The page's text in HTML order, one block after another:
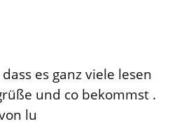
es ganz viele lesen
und co bekommst .
lu